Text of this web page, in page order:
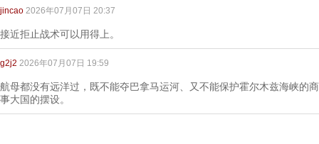
jincao 2026年07月07日 20:37
接近拒止战术可以用得上。
g2j2 2026年07月07日 19:59
航母都没有远洋过，既不能夺巴拿马运河、又不能保护霍尔木兹海峡的
事大国的摆设。